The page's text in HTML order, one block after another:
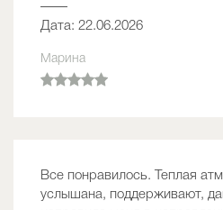
——
Дата: 22.06.2026
Марина
Все понравилось. Теплая
услышана, поддерживают,